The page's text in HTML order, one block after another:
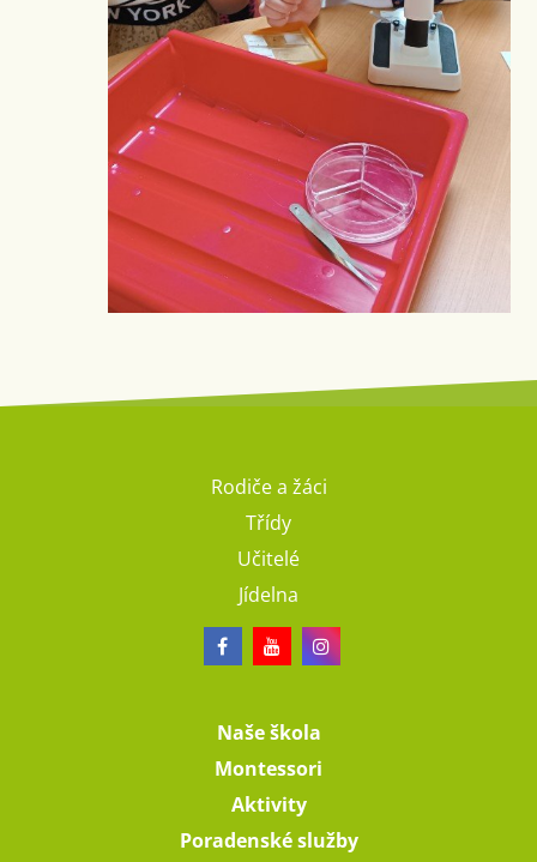
Rodiče a žáci
Třídy
Učitelé
Jídelna
Naše škola
Montessori
Aktivity
Poradenské služby